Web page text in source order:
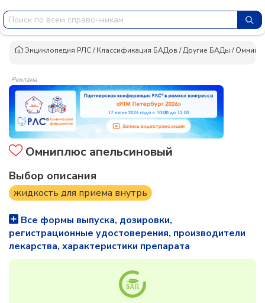
Энциклопедия РЛС/Классификация БАДов /Другие БАДы /
Реклама
Омниплюс апельсиновый
Выбор описания
жидкость для приема внутрь
Все формы выпуска, дозировки,
регистрационные удостоверения, производители
лекарства, характеристики препарата